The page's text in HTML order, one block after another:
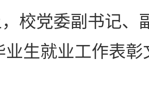
校党委副书记、
业生就业工作表